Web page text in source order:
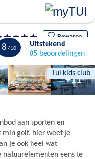
Bewaren
Tui kids club
8
Uitstekend
85 beoordelingen
+11
aan sporten en
minigolf, hier weet je
je ook heel wat
natuurelementen eens te